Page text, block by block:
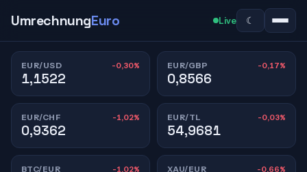
UmrechnungEuro Live ☾
EUR/USD -0,30%
1,1522
EUR/GBP -0,17%
0,8566
EUR/CHF -1,02%
0,9362
EUR/TL -0,03%
54,9681
BTC/EUR -1,02% XAU/EUR -0,66%